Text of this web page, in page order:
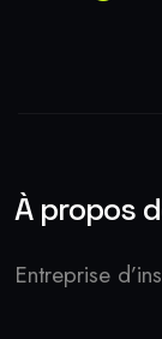
À propos
Entreprise